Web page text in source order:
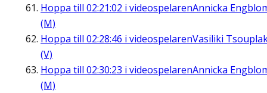
Hoppa till 02:21:02 i videospelarenAnnicka
(M)
Hoppa till 02:28:46 i videospelarenVasiliki
(V)
Hoppa till 02:30:23 i videospelarenAnnicka
(M)